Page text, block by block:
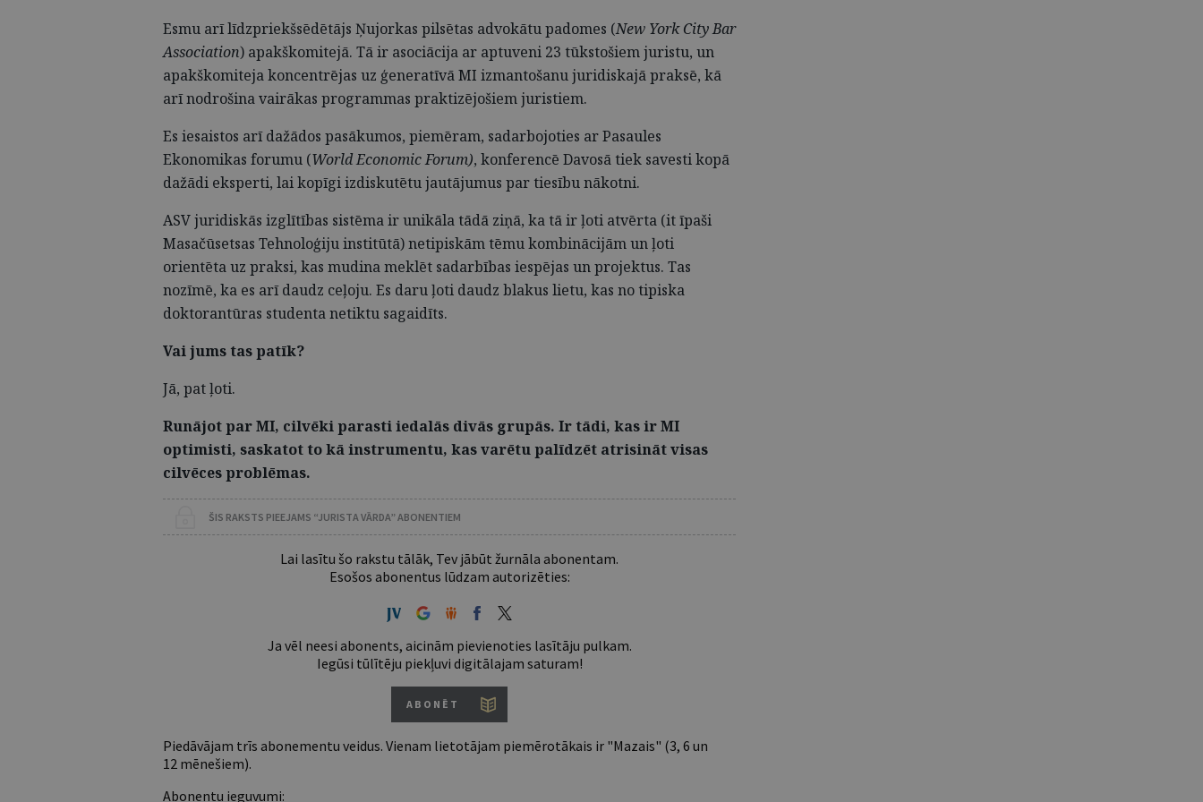
Esmu arī līdzpriekšsēdētājs Ņujorkas pilsētas advokātu padomes (New York City Bar
Association) apakškomitejā. Tā ir asociācija ar aptuveni 23 tūkstošiem juristu, un
apakškomiteja koncentrējas uz ģeneratīvā MI izmantošanu juridiskajā praksē, kā
arī nodrošina vairākas programmas praktizējošiem juristiem.
Es iesaistos arī dažādos pasākumos, piemēram, sadarbojoties ar Pasaules
Ekonomikas forumu (World Economic Forum), konferencē Davosā tiek savesti kopā
dažādi eksperti, lai kopīgi izdiskutētu jautājumus par tiesību nākotni.
ASV juridiskās izglītības sistēma ir unikāla tādā ziņā, ka tā ir ļoti atvērta (it īpaši
Masačūsetsas Tehnoloģiju institūtā) netipiskām tēmu kombinācijām un ļoti
orientēta uz praksi, kas mudina meklēt sadarbības iespējas un projektus. Tas
nozīmē, ka es arī daudz ceļoju. Es daru ļoti daudz blakus lietu, kas no tipiska
doktorantūras studenta netiktu sagaidīts.
Vai jums tas patīk?
Jā, pat ļoti.
Runājot par MI, cilvēki parasti iedalās divās grupās. Ir tādi, kas ir MI
optimisti, saskatot to kā instrumentu, kas varētu palīdzēt atrisināt visas
cilvēces problēmas.
ŠIS RAKSTS PIEEJAMS “JURISTA VĀRDA” ABONENTIEM
Lai lasītu šo rakstu tālāk, Tev jābūt žurnāla abonentam.
Esošos abonentus lūdzam autorizēties:
Ja vēl neesi abonents, aicinām pievienoties lasītāju pulkam.
Iegūsi tūlītēju piekļuvi digitālajam saturam!
ABONĒT
Piedāvājam trīs abonementu veidus. Vienam lietotājam piemērotākais ir "Mazais" (3, 6 un
12 mēnešiem).
Abonentu ieguvumi: